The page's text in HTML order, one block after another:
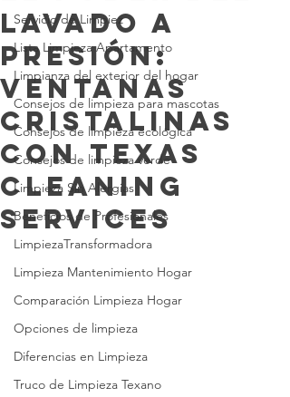
Servicio de Limpiez
Lista Limpieza Apartamento
Limpianza del exterior del hogar
Consejos de limpieza para mascotas
Consejos de limpieza ecológica
Consejos de limpieza verde
Limpieza Sin Alergias
Beneficios de Profesionales
LimpiezaTransformadora
Limpieza Mantenimiento Hogar
Comparación Limpieza Hogar
Opciones de limpieza
Diferencias en Limpieza
Truco de Limpieza Texano
Lavado a
Presión:
Ventanas
Cristalinas
con Texas
Cleaning
Services